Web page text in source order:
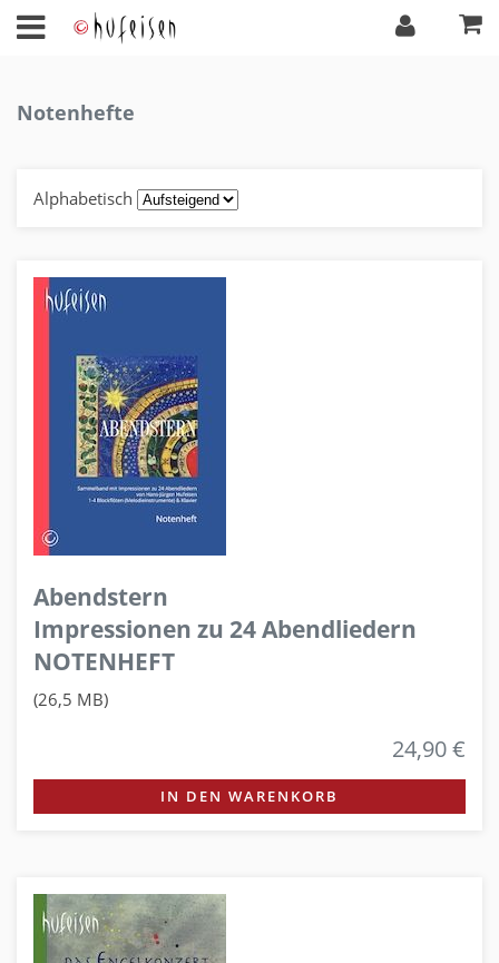
Notenhefte
Alphabetisch
Abendstern
Impressionen zu 24 Abendliedern
NOTENHEFT
(26,5 MB)
24,90 €
IN DEN WARENKORB